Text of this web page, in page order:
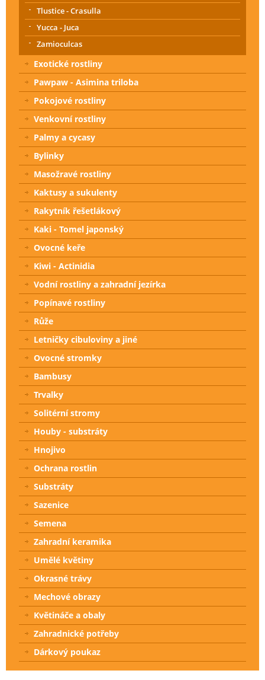
Tlustice - Crasulla
Yucca - Juca
Zamioculcas
Exotické rostliny
Pawpaw - Asimina triloba
Pokojové rostliny
Venkovní rostliny
Palmy a cycasy
Bylinky
Masožravé rostliny
Kaktusy a sukulenty
Rakytník řešetlákový
Kaki - Tomel japonský
Ovocné keře
Kiwi - Actinidia
Vodní rostliny a zahradní jezírka
Popínavé rostliny
Růže
Letničky cibuloviny a jiné
Ovocné stromky
Bambusy
Trvalky
Solitérní stromy
Houby - substráty
Hnojivo
Ochrana rostlin
Substráty
Sazenice
Semena
Zahradní keramika
Umělé květiny
Okrasné trávy
Mechové obrazy
Květináče a obaly
Zahradnické potřeby
Dárkový poukaz